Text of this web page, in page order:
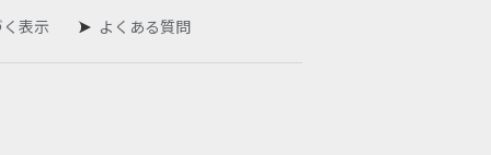
表示 よくある質問